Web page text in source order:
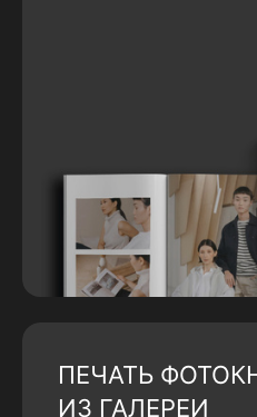
ПЕЧАТЬ
ИЗ ГАЛЕРЕИ